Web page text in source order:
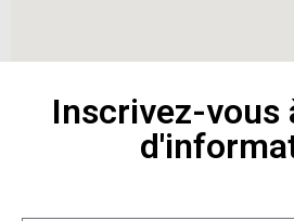
Inscrivez-vous